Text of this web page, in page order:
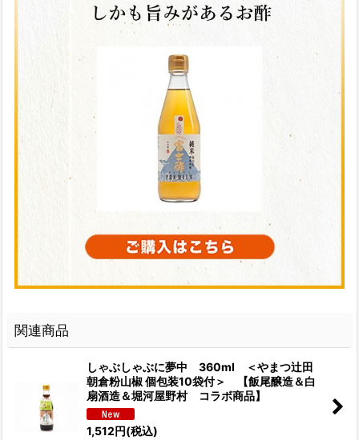
関連商品
しゃぶしゃぶに夢中 360ml ＜やまつ辻田
朝倉粉山椒 個包装10袋付＞ 【飯尾醸造＆白
扇酒造＆堀河屋野村 コラボ商品】
1,512円(税込)